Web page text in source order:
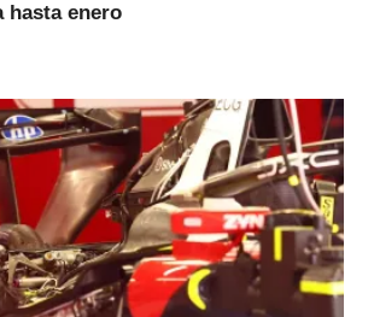
hasta enero